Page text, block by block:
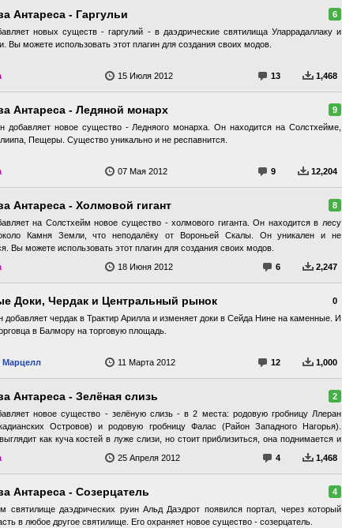
6
Антареса - Гаргульи
новых существ - гаргулий - в даэдрические святилища Уларрадаллаку и
Вы можете использовать этот плагин для создания своих модов.
1,468
13
15 Июля 2012
9
Антареса - Ледяной монарх
добавляет новое существо - Ледняого монарха. Он находится на Солстхейме,
Пещеры. Существо уникально и не респавнится.
12,204
9
07 Мая 2012
8
Антареса - Холмовой гигант
на Солстхейм новое существо - холмового гиганта. Он находится в лесу
Камня Земли, что неподалёку от Вороньей Скалы. Он уникален и не
Вы можете использовать этот плагин для создания своих модов.
2,247
6
18 Июня 2012
0
Доки, Чердак и Центральный рынок
добавляет чердак в Трактир Арилла и изменяет доки в Сейда Нине на каменные. И
в Балмору на торговую площадь.
1,000
12
Марцелл 11 Марта 2012
2
Антареса - Зелёная слизь
новое существо - зелёную слизь - в 2 места: родовую гробницу Ллеран
Островов) и родовую гробницу Фалас (Район Западного Нагорья).
как куча костей в луже слизи, но стоит приблизиться, она поднимается и
касание повреждает доспехи, оружие и отнимает здоровье. Сама тварь имунна к
яду и параличу, но очень уязвима к огню.
1,468
4
25 Апреля 2012
4
Антареса - Созерцатель
святилище даэдрических руин Альд Даэдрот появился портал, через который
в любое другое святилище. Его охраняет новое существо - созерцатель.